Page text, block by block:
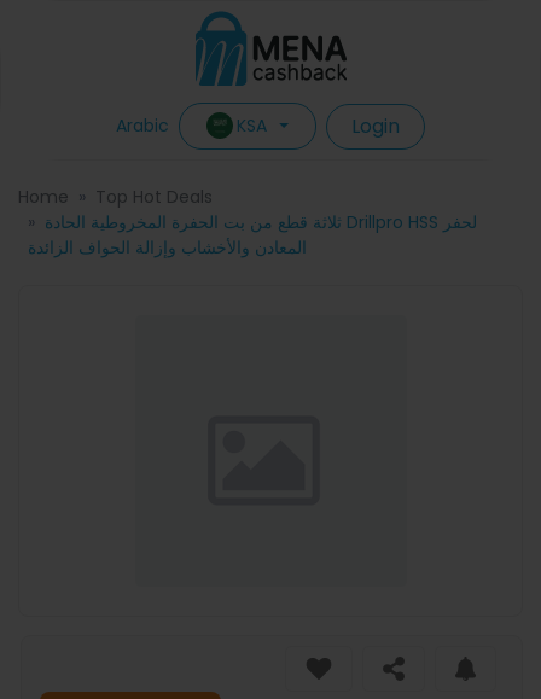
Arabic KSA Login
Home
Top Hot Deals
ثلاثة قطع من بت الحفرة المخروطية الحادة Drillpro HSS لحفر
المعادن والأخشاب وإزالة الحواف الزائدة